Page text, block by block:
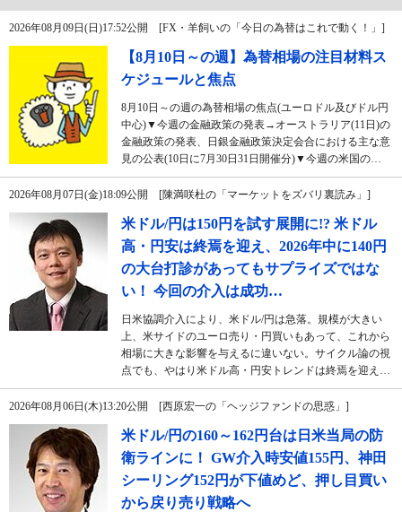
2026年08月09日(日)17:52公開 [FX・羊飼いの「今日の為替はこれで動く！」]
【8月10日～の週】為替相場の注目材料ス
ケジュールと焦点
8月10日～の週の為替相場の焦点(ユーロドル及びドル円
中心)▼今週の金融政策の発表→オーストラリア(11日)の
金融政策の発表、日銀金融政策決定会合における主な意
見の公表(10日に7月30日31日開催分)▼今週の米国の…
2026年08月07日(金)18:09公開 [陳満咲杜の「マーケットをズバリ裏読み」]
米ドル/円は150円を試す展開に!? 米ドル
高・円安は終焉を迎え、2026年中に140円
の大台打診があってもサプライズではな
い！ 今回の介入は成功…
日米協調介入により、米ドル/円は急落。規模が大きい
上、米サイドのユーロ売り・円買いもあって、これから
相場に大きな影響を与えるに違いない。サイクル論の視
点でも、やはり米ドル高・円安トレンドは終焉を迎え…
2026年08月06日(木)13:20公開 [西原宏一の「ヘッジファンドの思惑」]
米ドル/円の160～162円台は日米当局の防
衛ラインに！ GW介入時安値155円、神田
シーリング152円が下値めど、押し目買い
から戻り売り戦略へ